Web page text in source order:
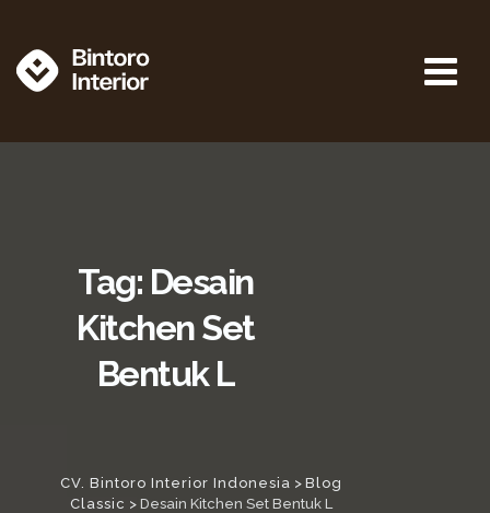
Tag: Desain
Kitchen Set
Bentuk L
CV. Bintoro Interior Indonesia > Blog
Classic > Desain Kitchen Set Bentuk L